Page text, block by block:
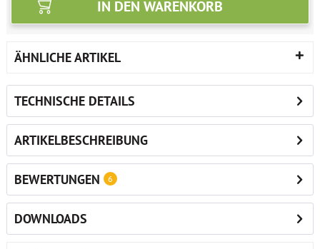
IN DEN WARENKORB
ÄHNLICHE ARTIKEL
TECHNISCHE DETAILS
ARTIKELBESCHREIBUNG
BEWERTUNGEN 6
DOWNLOADS